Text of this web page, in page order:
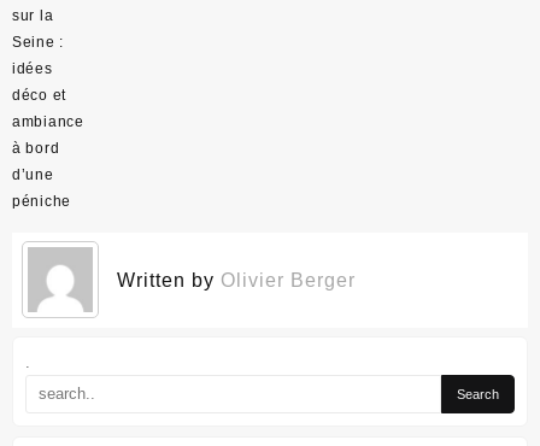
.
l’article
sur la
Seine :
idées
déco et
ambiance
à bord
d’une
péniche
Written by Olivier Berger